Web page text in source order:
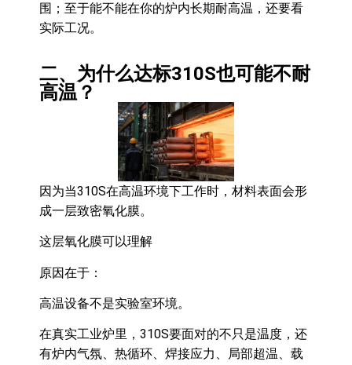
围；至于能不能在你的炉内长期耐高温，还要看
实际工况。
二、为什么达标310S也可能不耐
高温？
因为当310S在高温环境下工作时，材料表面会形
成一层致密氧化膜。
这层氧化膜可以理解
原因在于：
高温设备不是实验室环境。
在真实工业炉里，310S要面对的不只是温度，还
有炉内气氛、热循环、焊接应力、局部超温、载